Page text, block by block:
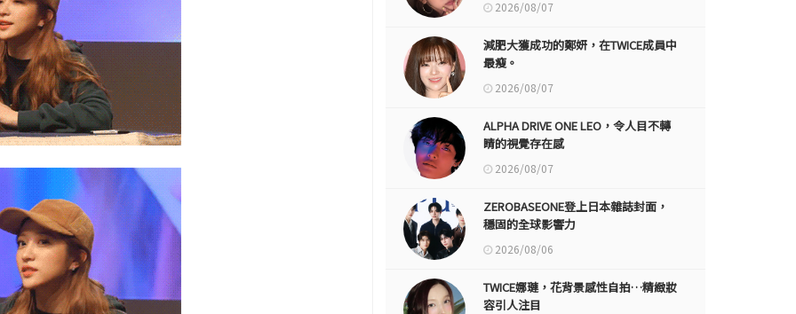
2026/08/07
減肥大獲成功的鄭妍，在TWICE成員中
最瘦。
2026/08/07
ALPHA DRIVE ONE LEO，令人目不轉
睛的視覺存在感
2026/08/07
ZEROBASEONE登上日本雜誌封面，
穩固的全球影響力
2026/08/06
TWICE娜璉，花背景感性自拍…精緻妝
容引人注目